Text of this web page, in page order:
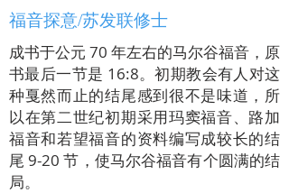
福音探意/苏发联修士
成书于公元 70 年左右的马尔谷福音，原
书最后一节是 16:8。初期教会有人对这
种戛然而止的结尾感到很不是味道，所
以在第二世纪初期采用玛窦福音、路加
福音和若望福音的资料编写成较长的结
尾 9-20 节，使马尔谷福音有个圆满的结
局。